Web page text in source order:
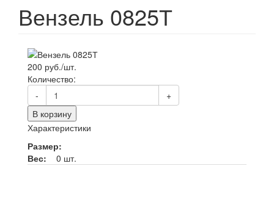
Вензель 0825Т
200 руб./шт.
Количество:
-
+
В корзину
Характеристики
Размер:
Вес:
0 шт.